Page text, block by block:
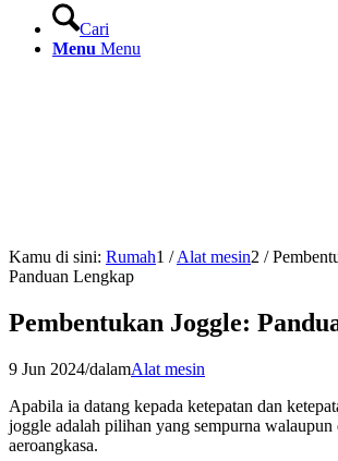
Cari
Menu Menu
Kamu di sini: Rumah1 / Alat mesin2 /
Panduan Lengkap
Pembentukan Joggle:
9 Jun 2024/dalamAlat mesin
Apabila ia datang kepada ketepatan dan
joggle adalah pilihan yang sempurna walaupun
aeroangkasa.